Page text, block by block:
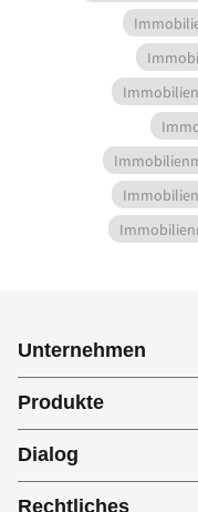
Unternehmen
Produkte
Dialog
Rechtliches